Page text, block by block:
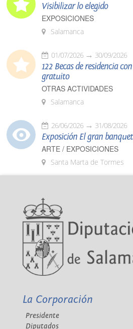
Visibilizar lo elegido
EXPOSICIONES
Salamanca
01/07/2026 30/09/2026
122 Becas de residencia
gratuito
OTRAS ACTIVIDADES
Salamanca
26/06/2026 31/08/2026
Exposición El gran
ARTE / EXPOSICIONES
Santa Marta de Tormes
La Corporación
Presidente
Diputados